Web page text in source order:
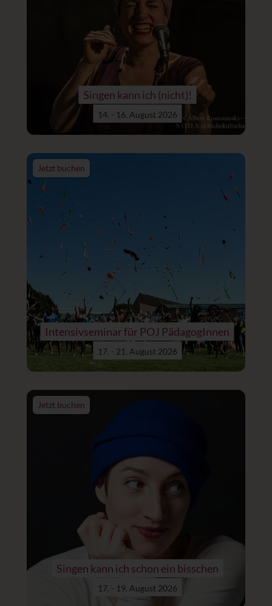
Singen kann ich (nicht)!
14. - 16. August 2026
Jetzt buchen
Intensivseminar für POJ PädagogInnen
17. - 21. August 2026
Jetzt buchen
Singen kann ich schon ein bisschen
17. - 19. August 2026